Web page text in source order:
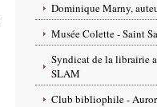
Dominique Marny,
Musée Colette - Saint
Syndicat de la librairie
SLAM
Club bibliophile -